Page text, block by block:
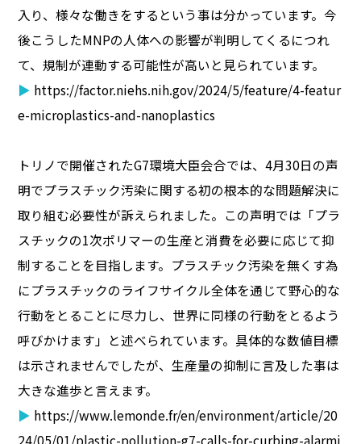
入り、様々な働きをするという事は分かっています。今
後こうしたMNPの人体への影響が判明してくるにつれ
て、規制が連動する可能性が高いと見られています。
▶ https://factor.niehs.nih.gov/2024/5/feature/4-featur
e-microplastics-and-nanoplastics
トリノで開催されたG7環境大臣会合では、4月30日の声
明でプラスチック汚染に関する初の根本的な問題解決に
取り組む必要性が訴えられました。この声明では「プラ
スチックの1次ポリマーの生産と消費を必要に応じて抑
制することを目指します。プラスチック汚染を無くす為
にプラスチックのライフサイクル全体を通じて野心的な
行動をとることに尽力し、世界に同様の行動をとるよう
呼びかけます」と述べられています。具体的な数値目標
は示されませんでしたが、生産量の抑制に言及した事は
大きな進歩と言えます。
▶ https://www.lemonde.fr/en/environment/article/20